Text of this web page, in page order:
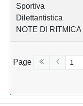
Sportiva
Dilettantistica
NOTE DI RITMICA
Page